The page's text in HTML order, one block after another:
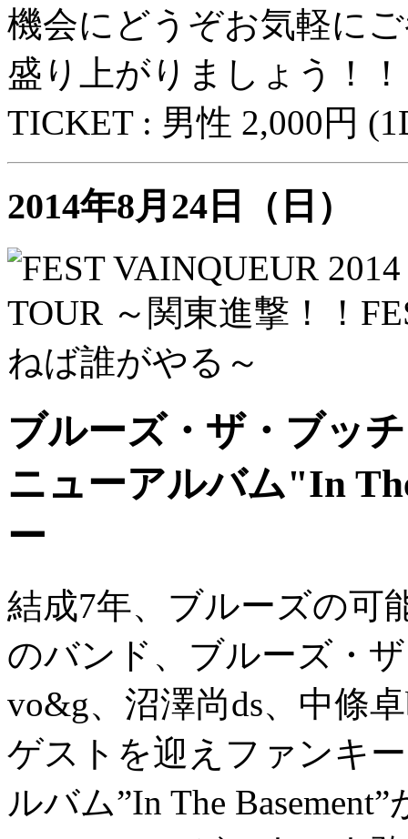
機会にどうぞお気軽に
盛り上がりましょう！！
TICKET : 男性 2,000円
2014年8月24日（日）
ブルーズ・ザ・ブッ
ニューアルバム"In
ー
結成7年、ブルーズの可
のバンド、ブルーズ・
vo&g、沼澤尚ds、中條
ゲストを迎えファンキ
ルバム”In The